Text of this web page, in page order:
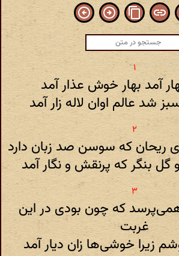
آمد بهار خوش عذار آمد
شد عالم اوان لاله زار آمد
ریحان که سوسن صد زبان دارد
بنگر که پرنقش و نگار آمد
که چون بودی در این
غربت
زیرا خوشی‌ها زان دیار آمد